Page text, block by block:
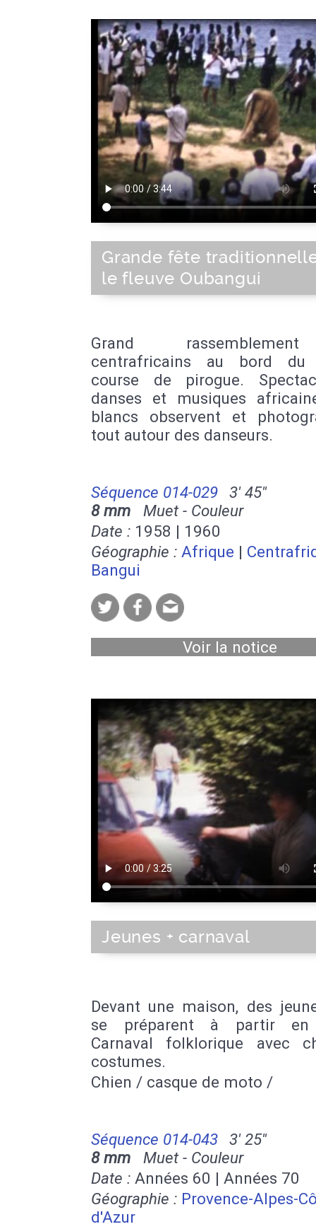
Grande fête
le fleuve Oubangui
Grand
centrafricains au bord du
course de pirogue.
danses et musiques
blancs observent et
tout autour des danseurs.
Séquence 014-029
3' 45''
8 mm Muet - Couleur
Date : 1958 | 1960
Géographie : Afrique |
Bangui
Voir la notice
Jeunes + carnaval
Devant une maison, des
se préparent à partir en
Carnaval folklorique avec
costumes.
Chien / casque de moto /
Séquence 014-043
3' 25''
8 mm Muet - Couleur
Date : Années 60 | Années 70
Géographie : Provence-Alpes-
d'Azur